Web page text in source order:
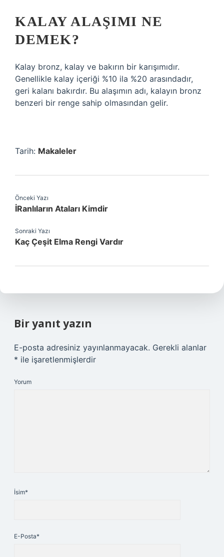
KALAY ALAŞIMI NE
DEMEK?
Kalay bronz, kalay ve bakırın bir karışımıdır.
Genellikle kalay içeriği %10 ila %20 arasındadır,
geri kalanı bakırdır. Bu alaşımın adı, kalayın bronz
benzeri bir renge sahip olmasından gelir.
Tarih: Makaleler
Önceki Yazı
İRanlıların Ataları Kimdir
Sonraki Yazı
Kaç Çeşit Elma Rengi Vardır
Bir yanıt yazın
E-posta adresiniz yayınlanmayacak. Gerekli alanlar
* ile işaretlenmişlerdir
Yorum
İsim*
E-Posta*